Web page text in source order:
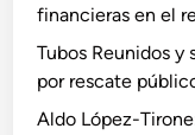
financieras en el
Tubos Reunidos y
por rescate
Aldo López-